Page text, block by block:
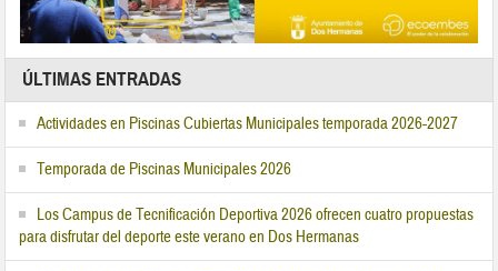
ÚLTIMAS ENTRADAS
Actividades en Piscinas Cubiertas Municipales temporada 2026-2027
Temporada de Piscinas Municipales 2026
Los Campus de Tecnificación Deportiva 2026 ofrecen cuatro propuestas
para disfrutar del deporte este verano en Dos Hermanas